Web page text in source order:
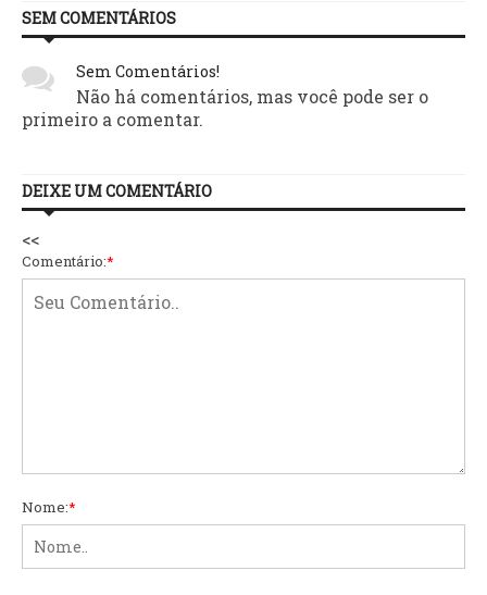
SEM COMENTÁRIOS
Sem Comentários!
Não há comentários, mas você pode ser o
primeiro a comentar.
DEIXE UM COMENTÁRIO
<<
Comentário:*
Nome:*